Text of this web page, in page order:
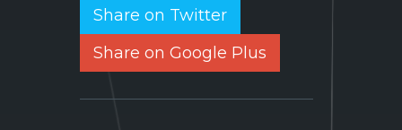
Share on Twitter
Share on Google Plus